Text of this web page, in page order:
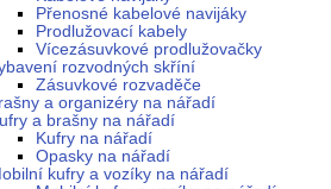
Přenosné kabelové navijáky
Prodlužovací kabely
Vícezásuvkové prodlužovačky
rozvodných skříní
Zásuvkové rozvaděče
a organizéry na nářadí
a brašny na nářadí
Kufry na nářadí
Opasky na nářadí
kufry a vozíky na nářadí